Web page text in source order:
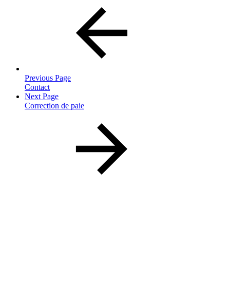
Previous Page
Contact
Next Page
Correction de paie